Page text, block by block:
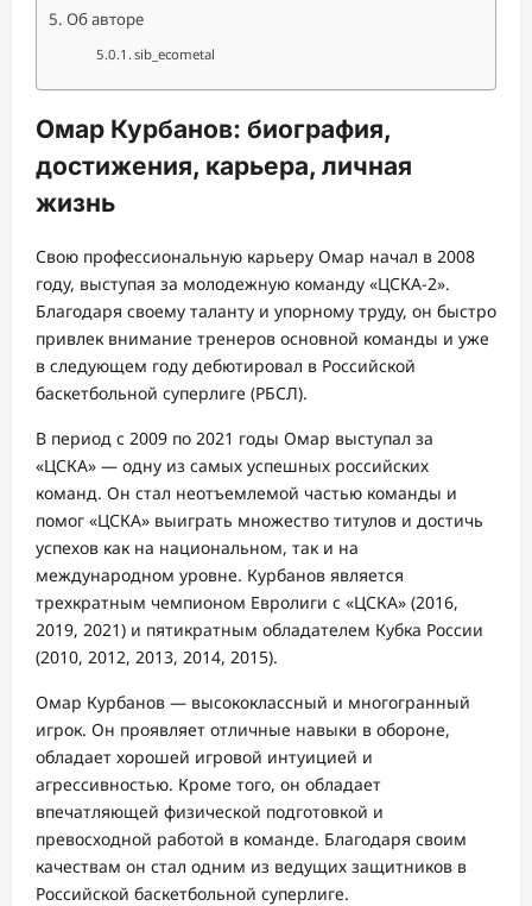
Об авторе
sib_ecometal
Омар Курбанов: биография,
достижения, карьера, личная
жизнь
Свою профессиональную карьеру Омар начал в 2008
году, выступая за молодежную команду «ЦСКА-2».
Благодаря своему таланту и упорному труду, он быстро
привлек внимание тренеров основной команды и уже
в следующем году дебютировал в Российской
баскетбольной суперлиге (РБСЛ).
В период с 2009 по 2021 годы Омар выступал за
«ЦСКА» — одну из самых успешных российских
команд. Он стал неотъемлемой частью команды и
помог «ЦСКА» выиграть множество титулов и достичь
успехов как на национальном, так и на
международном уровне. Курбанов является
трехкратным чемпионом Евролиги с «ЦСКА» (2016,
2019, 2021) и пятикратным обладателем Кубка России
(2010, 2012, 2013, 2014, 2015).
Омар Курбанов — высококлассный и многогранный
игрок. Он проявляет отличные навыки в обороне,
обладает хорошей игровой интуицией и
агрессивностью. Кроме того, он обладает
впечатляющей физической подготовкой и
превосходной работой в команде. Благодаря своим
качествам он стал одним из ведущих защитников в
Российской баскетбольной суперлиге.